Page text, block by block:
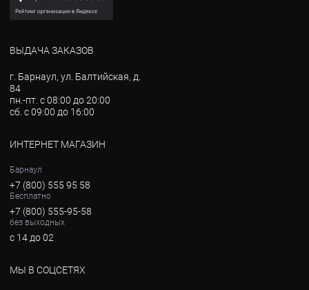
ВЫДАЧА ЗАКАЗОВ
г. Барнаул, ул. Балтийская, д.
84
пн.-пт. с 08:00 до 20:00
сб. с 09:00 до 16:00
ИНТЕРНЕТ МАГАЗИН
Барнаул
+7 (800) 555 95 58
Бесплатно
+7 (800) 555-95-58
без выходных
с 14 до 02
МЫ В СОЦСЕТЯХ